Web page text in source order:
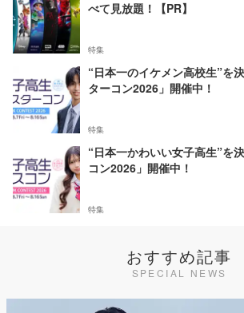
べて見放題！【PR】
特集
“日本一のイケメン高校生”を
ターコン2026」開催中！
特集
“日本一かわいい女子高生”を
コン2026」開催中！
特集
おすすめ記事
SPECIAL NEWS